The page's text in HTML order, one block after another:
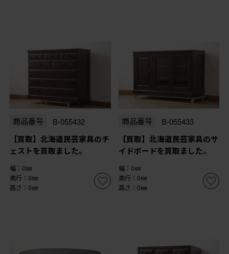
商品番号 B-055432
【買取】北海道民芸家具のチ
ェストを買取ました。
幅：0㎜
奥行：0㎜
高さ：0㎜
商品番号 B-055433
【買取】北海道民芸家具のサ
イドボードを買取ました。
幅：0㎜
奥行：0㎜
高さ：0㎜